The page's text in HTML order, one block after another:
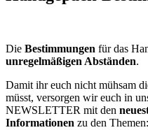
Die Bestimmungen für das
unregelmäßigen Abständen.
Damit ihr euch nicht mühsam
müsst, versorgen wir euch in
NEWSLETTER mit den
Informationen zu den Themen: